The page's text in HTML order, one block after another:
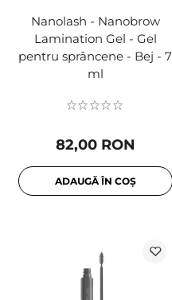
Nanolash - Nanobrow
Lamination Gel - Gel
pentru sprâncene - Bej - 7
ml
82,00 RON
ADAUGĂ ÎN COȘ